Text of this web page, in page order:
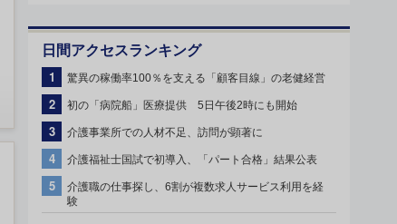
日間アクセスランキング
1 驚異の稼働率100％を支える「顧客目線」の老健経営
2 初の「病院船」医療提供 5日午後2時にも開始
3 介護事業所での人材不足、訪問が顕著に
4 介護福祉士国試で初導入、「パート合格」結果公表
5
介護職の仕事探し、6割が複数求人サービス利用を経
験